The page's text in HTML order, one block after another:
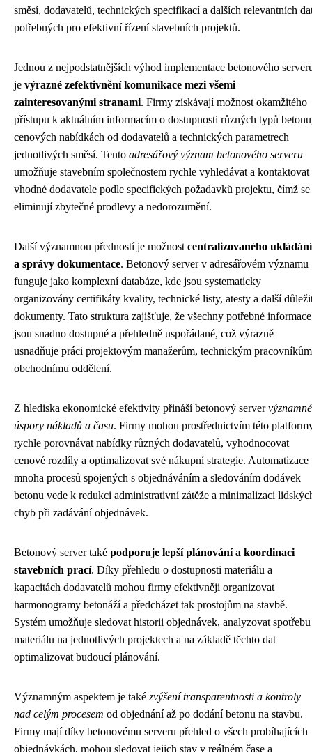
směsí, dodavatelů, technických specifikací a dalších relevantních
potřebných pro efektivní řízení stavebních projektů.
Jednou z nejpodstatnějších výhod implementace betonového
je výrazné zefektivnění komunikace mezi všemi
zainteresovanými stranami. Firmy získávají možnost okamžitého
přístupu k aktuálním informacím o dostupnosti různých typů
cenových nabídkách od dodavatelů a technických parametrech
jednotlivých směsí. Tento adresářový význam betonového serveru
umožňuje stavebním společnostem rychle vyhledávat a kontaktovat
vhodné dodavatele podle specifických požadavků projektu, čímž se
eliminují zbytečné prodlevy a nedorozumění.
Další významnou předností je možnost centralizovaného ukládání
a správy dokumentace. Betonový server v adresářovém významu
funguje jako komplexní databáze, kde jsou systematicky
organizovány certifikáty kvality, technické listy, atesty a další
dokumenty. Tato struktura zajišťuje, že všechny potřebné informace
jsou snadno dostupné a přehledně uspořádané, což výrazně
usnadňuje práci projektovým manažerům, technickým
obchodnímu oddělení.
Z hlediska ekonomické efektivity přináší betonový servervýznamné
úspory nákladů a času. Firmy mohou prostřednictvím této
rychle porovnávat nabídky různých dodavatelů, vyhodnocovat
cenové rozdíly a optimalizovat své nákupní strategie. Automatizace
mnoha procesů spojených s objednáváním a sledováním dodávek
betonu vede k redukci administrativní zátěže a minimalizaci
chyb při zadávání objednávek.
Betonový server také podporuje lepší plánování a koordinaci
stavebních prací. Díky přehledu o dostupnosti materiálu a
kapacitách dodavatelů mohou firmy efektivněji organizovat
harmonogramy betonáží a předcházet tak prostojům na stavbě.
Systém umožňuje sledovat historii objednávek, analyzovat spotřebu
materiálu na jednotlivých projektech a na základě těchto dat
optimalizovat budoucí plánování.
Významným aspektem je také zvýšení transparentnosti a kontroly
nad celým procesem od objednání až po dodání betonu na stavbu.
Firmy mají díky betonovému serveru přehled o všech probíhajících
objednávkách, mohou sledovat jejich stav v reálném čase a